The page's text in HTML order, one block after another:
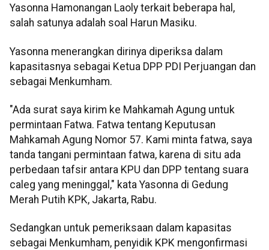
Yasonna Hamonangan Laoly terkait beberapa hal,
salah satunya adalah soal Harun Masiku.
Yasonna menerangkan dirinya diperiksa dalam
kapasitasnya sebagai Ketua DPP PDI Perjuangan dan
sebagai Menkumham.
"Ada surat saya kirim ke Mahkamah Agung untuk
permintaan Fatwa. Fatwa tentang Keputusan
Mahkamah Agung Nomor 57. Kami minta fatwa, saya
tanda tangani permintaan fatwa, karena di situ ada
perbedaan tafsir antara KPU dan DPP tentang suara
caleg yang meninggal," kata Yasonna di Gedung
Merah Putih KPK, Jakarta, Rabu.
Sedangkan untuk pemeriksaan dalam kapasitas
sebagai Menkumham, penyidik KPK mengonfirmasi